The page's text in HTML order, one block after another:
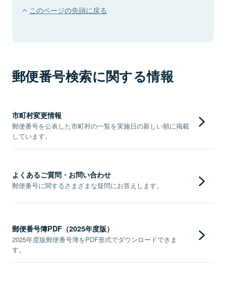
このページの先頭に戻る
郵便番号検索に関する情報
市町村変更情報
郵便番号を公表した市町村の一覧を実施日の新しい順に掲載
しています。
よくあるご質問・お問い合わせ
郵便番号に関するさまざまな疑問にお答えします。
郵便番号簿PDF（2025年度版）
2025年度版郵便番号簿をPDF形式でダウンロードできま
す。